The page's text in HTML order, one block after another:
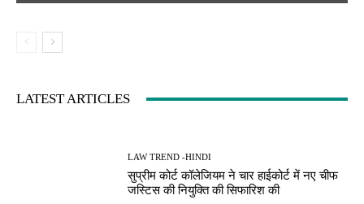
LATEST ARTICLES
LAW TREND -HINDI
सुप्रीम कोर्ट कॉलेजियम ने चार हाईकोर्ट में नए चीफ
जस्टिस की नियुक्ति की सिफारिश की